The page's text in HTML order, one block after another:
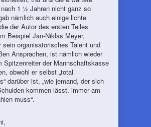
nach 1 ½ Jahren nicht ganz so
nämlich auch einige lichte
der Autor des ersten Teiles
Beispiel Jan-Niklas Meyer,
sein organisatorisches Talent und
Ansprachen, ist nämlich wieder
Spitzenreiter der Mannschaftskasse
obwohl er selbst „total
darüber ist, „wie jemand, der sich
kommen lässt, immer am
muss“.